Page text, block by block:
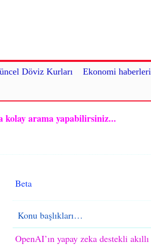
Döviz Kurları
Ekonomi haberleri
arama yapabilirsiniz...
Beta
Konu başlıkları…
OpenAI’ın yapay zeka destekli akıllı